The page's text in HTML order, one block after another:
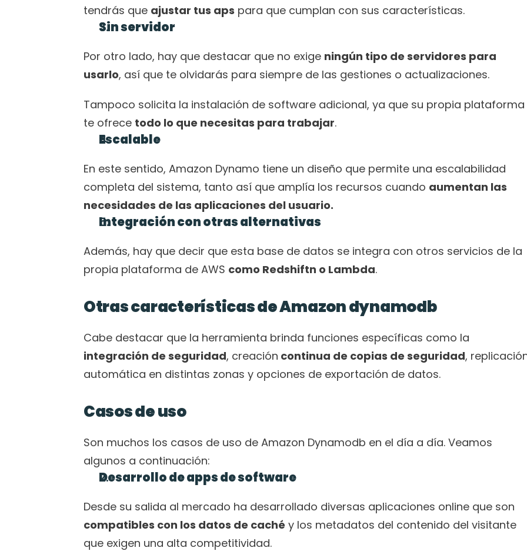
tendrás que ajustar tus aps para que cumplan con sus características.
Sin servidor
Por otro lado, hay que destacar que no exige ningún tipo de servidores para
usarlo, así que te olvidarás para siempre de las gestiones o actualizaciones.
Tampoco solicita la instalación de software adicional, ya que su propia plataforma
te ofrece todo lo que necesitas para trabajar.
Escalable
En este sentido, Amazon Dynamo tiene un diseño que permite una escalabilidad
completa del sistema, tanto así que amplía los recursos cuando aumentan las
necesidades de las aplicaciones del usuario.
Integración con otras alternativas
Además, hay que decir que esta base de datos se integra con otros servicios de la
propia plataforma de AWS como Redshiftn o Lambda.
Otras características de Amazon dynamodb
Cabe destacar que la herramienta brinda funciones específicas como la
integración de seguridad, creación continua de copias de seguridad,
automática en distintas zonas y opciones de exportación de datos.
Casos de uso
Son muchos los casos de uso de Amazon Dynamodb en el día a día. Veamos
algunos a continuación:
Desarrollo de apps de software
compatibles con los datos de caché y los metadatos del contenido del visitante
que exigen una alta competitividad.